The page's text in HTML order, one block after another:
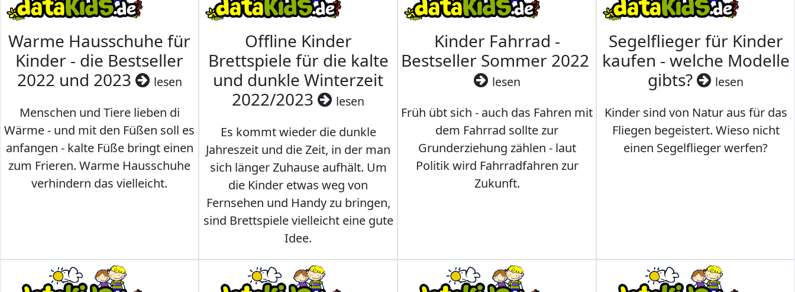
Warme Hausschuhe für
Kinder - die Bestseller
2022 und 2023
lesen
Menschen und Tiere lieben di
Wärme - und mit den Füßen soll es
anfangen - kalte Füße bringt einen
zum Frieren. Warme Hausschuhe
verhindern das vielleicht.
Offline Kinder
Brettspiele für die kalte
und dunkle Winterzeit
2022/2023
lesen
Es kommt wieder die dunkle
Jahreszeit und die Zeit, in der man
sich länger Zuhause aufhält. Um
die Kinder etwas weg von
Fernsehen und Handy zu bringen,
sind Brettspiele vielleicht eine gute
Idee.
Kinder Fahrrad -
Bestseller Sommer 2022
lesen
Früh übt sich - auch das Fahren mit
dem Fahrrad sollte zur
Grunderziehung zählen - laut
Politik wird Fahrradfahren zur
Zukunft.
Segelflieger für Kinder
kaufen - welche Modelle
gibts?
lesen
Kinder sind von Natur aus für das
Fliegen begeistert. Wieso nicht
einen Segelflieger werfen?